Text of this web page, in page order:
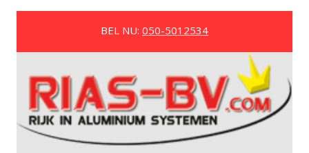
BEL NU: 050-5012534